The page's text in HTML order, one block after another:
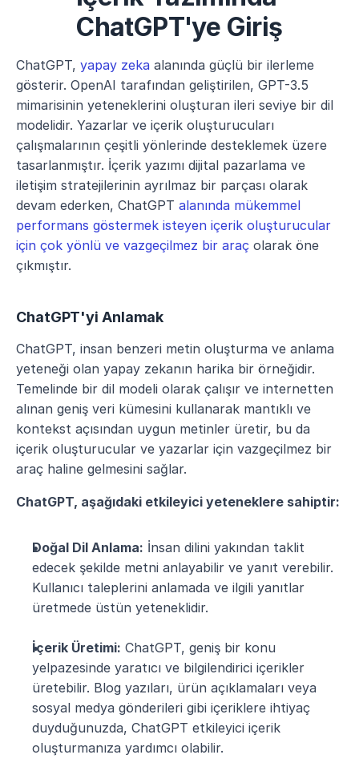
ChatGPT'ye Giriş
ChatGPT, yapay zeka alanında güçlü bir ilerleme
gösterir. OpenAI tarafından geliştirilen, GPT-3.5
mimarisinin yeteneklerini oluşturan ileri seviye bir dil
modelidir. Yazarlar ve içerik oluşturucuları
çalışmalarının çeşitli yönlerinde desteklemek üzere
tasarlanmıştır. İçerik yazımı dijital pazarlama ve
iletişim stratejilerinin ayrılmaz bir parçası olarak
devam ederken, ChatGPT alanında mükemmel
performans göstermek isteyen içerik oluşturucular
için çok yönlü ve vazgeçilmez bir araç olarak öne
çıkmıştır.
ChatGPT'yi Anlamak
ChatGPT, insan benzeri metin oluşturma ve anlama
yeteneği olan yapay zekanın harika bir örneğidir.
Temelinde bir dil modeli olarak çalışır ve internetten
alınan geniş veri kümesini kullanarak mantıklı ve
kontekst açısından uygun metinler üretir, bu da
içerik oluşturucular ve yazarlar için vazgeçilmez bir
araç haline gelmesini sağlar.
ChatGPT, aşağıdaki etkileyici yeteneklere sahiptir:
Doğal Dil Anlama: İnsan dilini yakından taklit
edecek şekilde metni anlayabilir ve yanıt verebilir.
Kullanıcı taleplerini anlamada ve ilgili yanıtlar
üretmede üstün yeteneklidir.
İçerik Üretimi: ChatGPT, geniş bir konu
yelpazesinde yaratıcı ve bilgilendirici içerikler
üretebilir. Blog yazıları, ürün açıklamaları veya
sosyal medya gönderileri gibi içeriklere ihtiyaç
duyduğunuzda, ChatGPT etkileyici içerik
oluşturmanıza yardımcı olabilir.